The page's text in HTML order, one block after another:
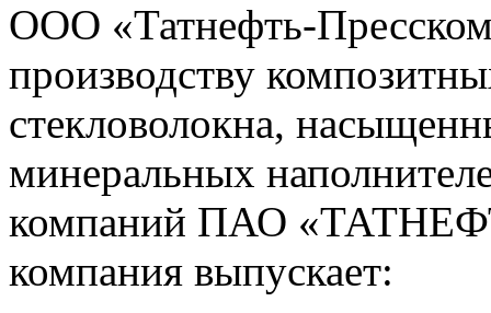
ООО «Татнефть-
производству
стекловолокна,
минеральных
компаний ПАО
компания выпускает: